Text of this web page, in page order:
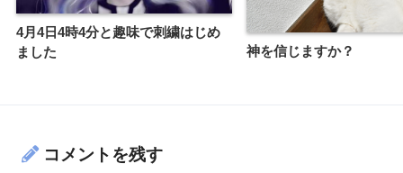
4月4日4時4分と趣味で刺繍はじめ
ました
神を信じますか？
コメントを残す